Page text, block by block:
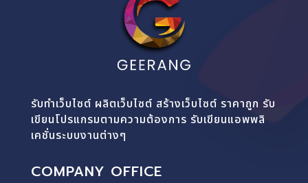
รับทำเว็บไซต์ ผลิตเว็บไซต์ สร้างเว็บไซต์ ราคาถูก รับ
เขียนโปรแกรมตามความต้องการ รับเขียนแอพพลิ
เคชั่นระบบงานต่างๆ
COMPANY OFFICE